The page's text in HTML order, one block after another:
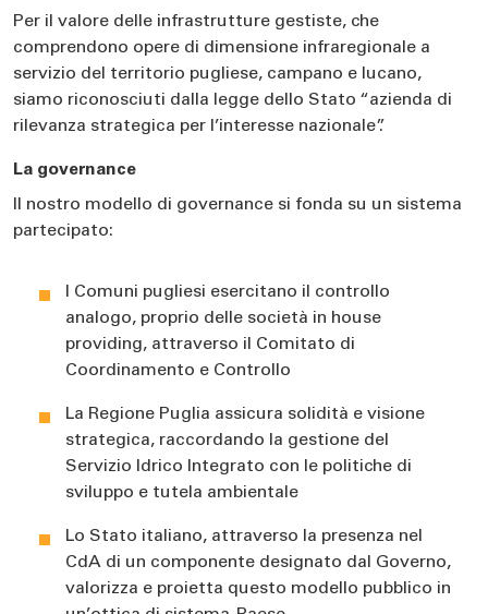
Per il valore delle infrastrutture gestiste, che
comprendono opere di dimensione infraregionale a
servizio del territorio pugliese, campano e lucano,
siamo riconosciuti dalla legge dello Stato “azienda di
rilevanza strategica per l’interesse nazionale”.
La governance
Il nostro modello di governance si fonda su un sistema
partecipato:
I Comuni pugliesi esercitano il controllo
analogo, proprio delle società in house
providing, attraverso il Comitato di
Coordinamento e Controllo
La Regione Puglia assicura solidità e visione
strategica, raccordando la gestione del
Servizio Idrico Integrato con le politiche di
sviluppo e tutela ambientale
Lo Stato italiano, attraverso la presenza nel
CdA di un componente designato dal Governo,
valorizza e proietta questo modello pubblico in